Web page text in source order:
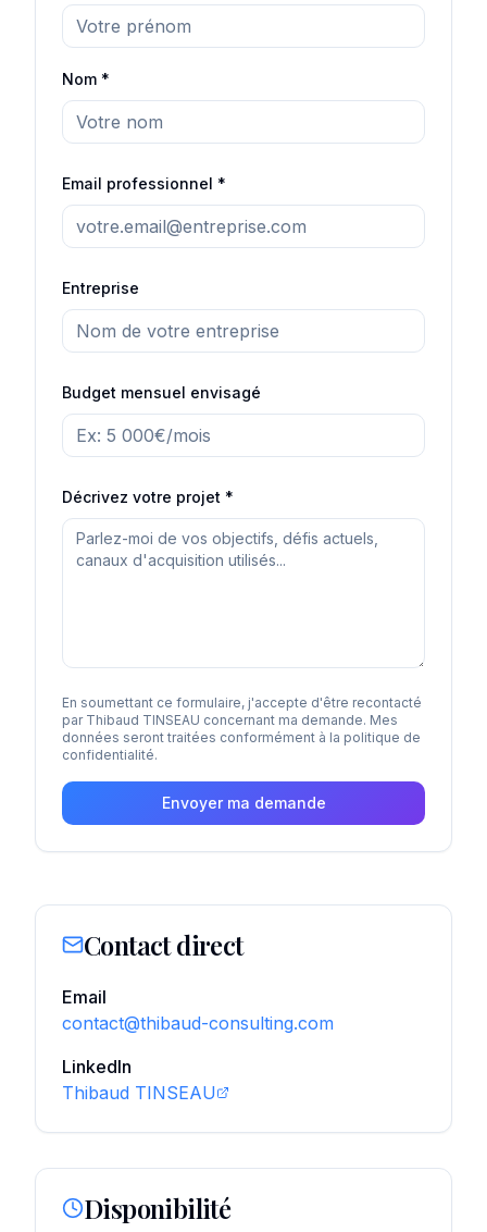
Nom *
Email professionnel *
Entreprise
Budget mensuel envisagé
Décrivez votre projet *
En soumettant ce formulaire, j'accepte d'être recontacté
par Thibaud TINSEAU concernant ma demande. Mes
données seront traitées conformément à la politique de
confidentialité.
Envoyer ma demande
Contact direct
Email
contact@thibaud-consulting.com
LinkedIn
Thibaud TINSEAU
Disponibilité